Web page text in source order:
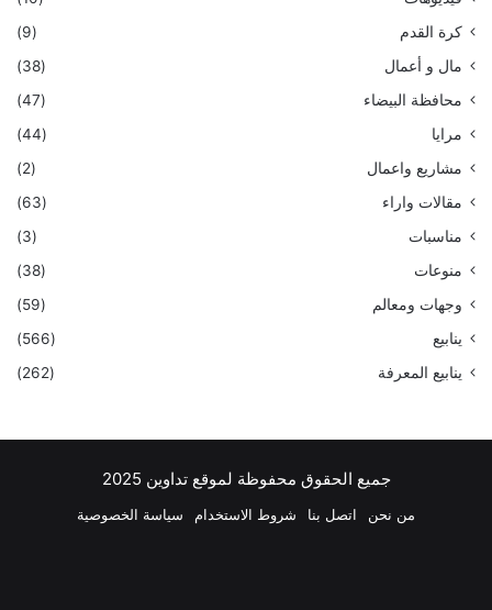
كرة القدم
(9)
مال و أعمال
(38)
محافظة البيضاء
(47)
مرايا
(44)
مشاريع واعمال
(2)
مقالات واراء
(63)
مناسبات
(3)
منوعات
(38)
وجهات ومعالم
(59)
ينابيع
(566)
ينابيع المعرفة
(262)
جميع الحقوق محفوظة لموقع تداوين 2025
من نحن اتصل بنا شروط الاستخدام سياسة الخصوصية